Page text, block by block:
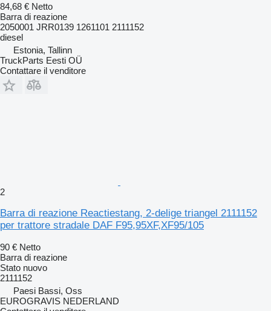
84,68 € Netto
Barra di reazione
2050001 JRR0139 1261101 2111152
diesel
Estonia, Tallinn
TruckParts Eesti OÜ
Contattare il venditore
2
Barra di reazione Reactiestang, 2-delige triangel 2111152
per trattore stradale DAF F95,95XF,XF95/105
90 € Netto
Barra di reazione
Stato nuovo
2111152
Paesi Bassi, Oss
EUROGRAVIS NEDERLAND